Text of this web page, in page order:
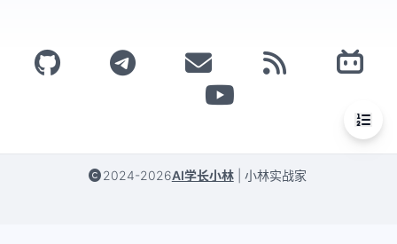
2024-2026AI学长小林 小林实战家